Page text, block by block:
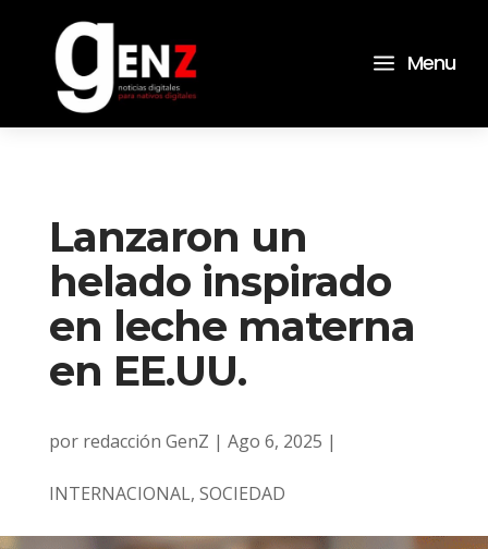
a Menu
Lanzaron un
helado inspirado
en leche materna
en EE.UU.
por redacción GenZ | Ago 6, 2025 |
INTERNACIONAL, SOCIEDAD